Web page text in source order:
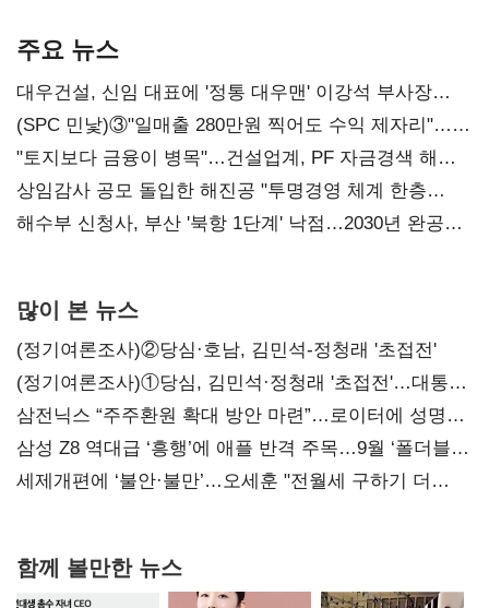
주요 뉴스
대우건설, 신임 대표에 '정통 대우맨' 이강석 부사장
내정
(SPC 민낯)③"일매출 280만원 찍어도 수익 제자리"…
점주 울리는 '상시 할인'
"토지보다 금융이 병목"…건설업계, PF 자금경색 해소
목소리
상임감사 공모 돌입한 해진공 "투명경영 체계 한층
강화"
해수부 신청사, 부산 '북항 1단계' 낙점…2030년 완공
많이 본 뉴스
(정기여론조사)②당심·호남, 김민석-정청래 '초접전'
(정기여론조사)①당심, 김민석·정청래 '초접전'…대통령
지지도 '50% 아래로'(종합)
삼전닉스 “주주환원 확대 방안 마련”…로이터에 성명
보내
삼성 Z8 역대급 ‘흥행’에 애플 반격 주목…9월 ‘폴더블
대전’
세제개편에 ‘불안·불만’…오세훈 "전월세 구하기 더
함께 볼만한 뉴스